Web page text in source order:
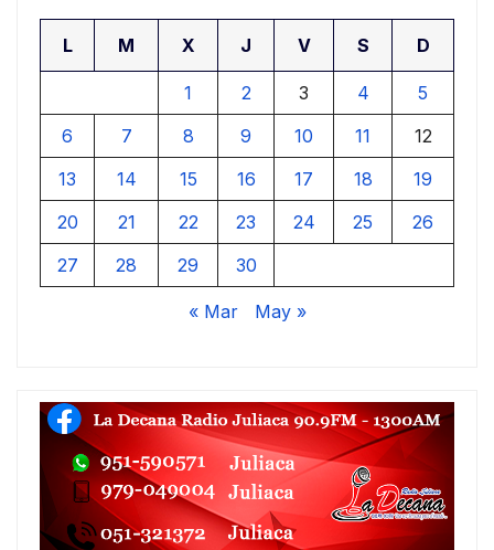
L M X J V S D
1 2 3 4
5
6
7 8 9 10 11
12
13
14 15 16 17 18
19
20
21 22 23 24 25
26
27
28 29 30
« Mar May »